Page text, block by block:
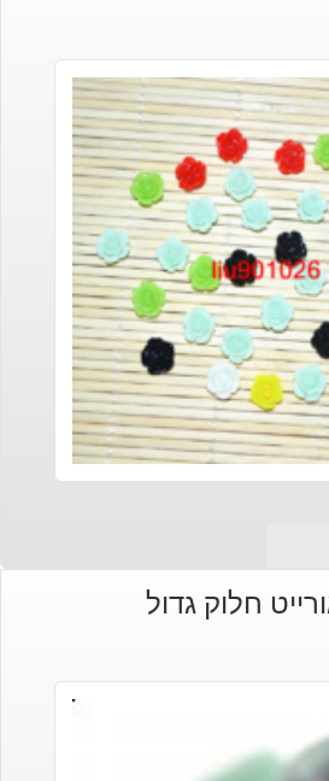
חלוק גדול